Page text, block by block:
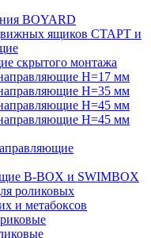
BOYARD
ящиков СТАРТ и
скрытого монтажа
H=17 мм
H=35 мм
H=45 мм
H=45 мм
B-BOX и SWIMBOX
роликовых
и метабоксов